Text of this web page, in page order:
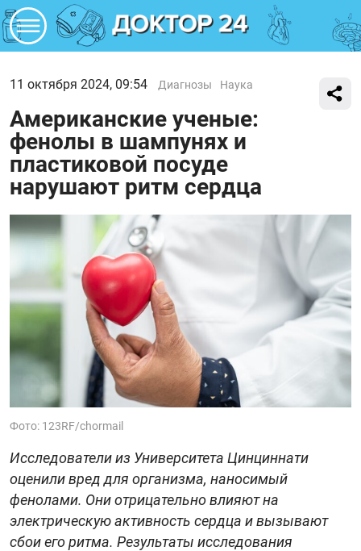
11 октября 2024, 09:54 Диагнозы Наука
Американские ученые:
фенолы в шампунях и
пластиковой посуде
нарушают ритм сердца
Фото: 123RF/chormail
Исследователи из Университета Цинциннати
оценили вред для организма, наносимый
фенолами. Они отрицательно влияют на
электрическую активность сердца и вызывают
сбои его ритма. Результаты исследования